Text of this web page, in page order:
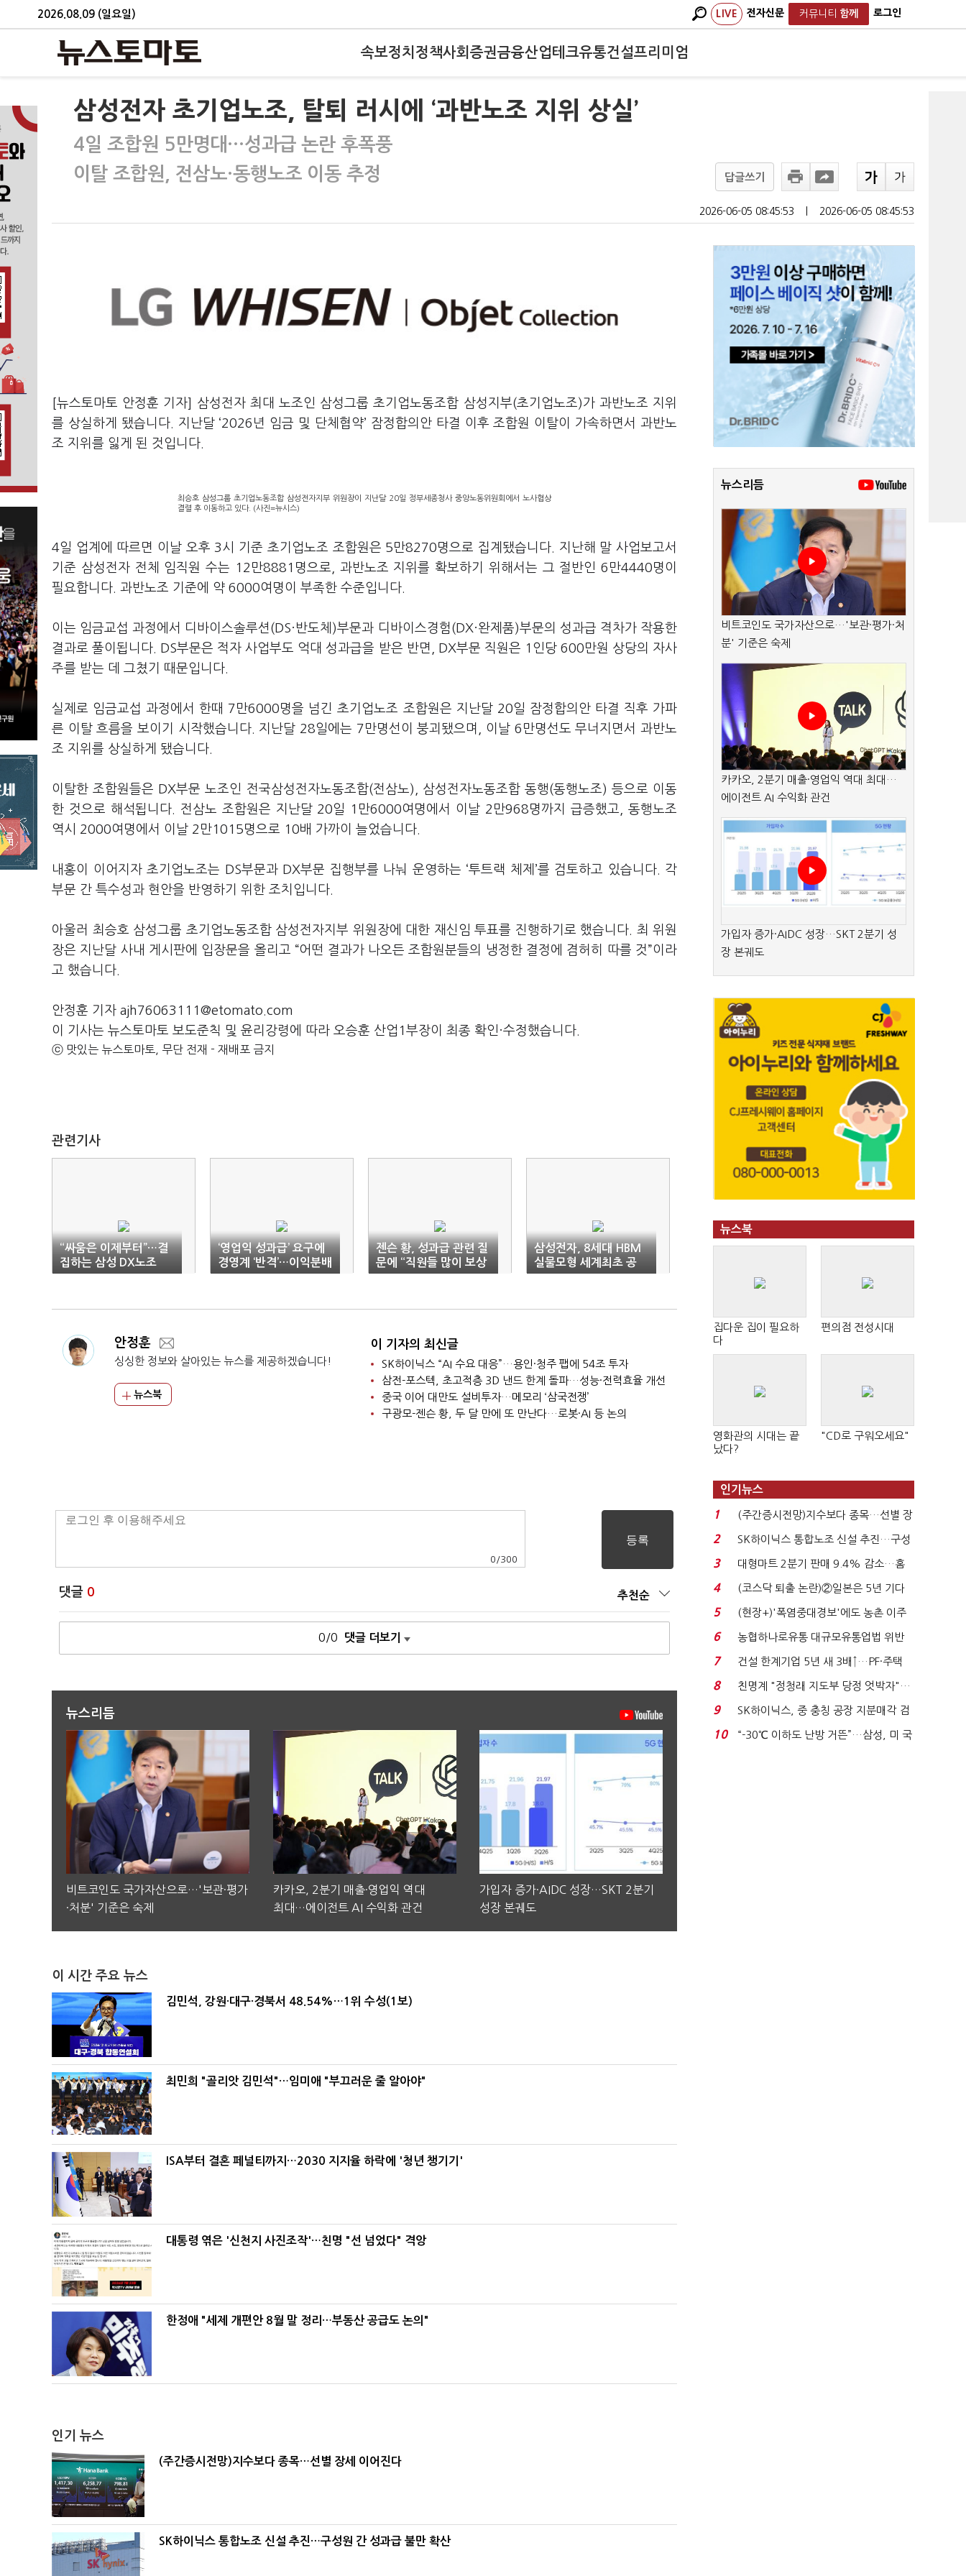
2026.08.09 (일요일) LIVE 전자신문 커뮤니티 함께 로그인
속보정치 정책사회 증권금융산업테크유통건설프리미엄
삼성전자 초기업노조, 탈퇴 러시에 ‘과반노조 지위 상실’
4일 조합원 5만명대…성과급 논란 후폭풍
이탈 조합원, 전삼노·동행노조 이동 추정
답글쓰기
2026-06-05 08:45:53 2026-06-05 08:45:53
[뉴스토마토 안정훈 기자] 삼성전자 최대 노조인 삼성그룹 초기업노동조합 삼성지부(초기업노조)가 과반노조 지위
를 상실하게 됐습니다. 지난달 ‘2026년 임금 및 단체협약’ 잠정합의안 타결 이후 조합원 이탈이 가속하면서 과반노
조 지위를 잃게 된 것입니다.
최승호 삼성그룹 초기업노동조합 삼성전자지부 위원장이 지난달 20일 정부세종청사 중앙노동위원회에서 노사협상
결렬 후 이동하고 있다. (사진=뉴시스)
4일 업계에 따르면 이날 오후 3시 기준 초기업노조 조합원은 5만8270명으로 집계됐습니다. 지난해 말 사업보고서
기준 삼성전자 전체 임직원 수는 12만8881명으로, 과반노조 지위를 확보하기 위해서는 그 절반인 6만4440명이
필요합니다. 과반노조 기준에 약 6000여명이 부족한 수준입니다.
이는 임금교섭 과정에서 디바이스솔루션(DS·반도체)부문과 디바이스경험(DX·완제품)부문의 성과급 격차가 작용한
결과로 풀이됩니다. DS부문은 적자 사업부도 억대 성과급을 받은 반면, DX부문 직원은 1인당 600만원 상당의 자사
주를 받는 데 그쳤기 때문입니다.
실제로 임금교섭 과정에서 한때 7만6000명을 넘긴 초기업노조 조합원은 지난달 20일 잠정합의안 타결 직후 가파
른 이탈 흐름을 보이기 시작했습니다. 지난달 28일에는 7만명선이 붕괴됐으며, 이날 6만명선도 무너지면서 과반노
조 지위를 상실하게 됐습니다.
이탈한 조합원들은 DX부문 노조인 전국삼성전자노동조합(전삼노), 삼성전자노동조합 동행(동행노조) 등으로 이동
한 것으로 해석됩니다. 전삼노 조합원은 지난달 20일 1만6000여명에서 이날 2만968명까지 급증했고, 동행노조
역시 2000여명에서 이날 2만1015명으로 10배 가까이 늘었습니다.
내홍이 이어지자 초기업노조는 DS부문과 DX부문 집행부를 나눠 운영하는 ‘투트랙 체제’를 검토하고 있습니다. 각
부문 간 특수성과 현안을 반영하기 위한 조치입니다.
아울러 최승호 삼성그룹 초기업노동조합 삼성전자지부 위원장에 대한 재신임 투표를 진행하기로 했습니다. 최 위원
장은 지난달 사내 게시판에 입장문을 올리고 “어떤 결과가 나오든 조합원분들의 냉정한 결정에 겸허히 따를 것”이라
고 했습니다.
안정훈 기자 ajh76063111@etomato.com
이 기사는 뉴스토마토 보도준칙 및 윤리강령에 따라 오승훈 산업1부장이 최종 확인·수정했습니다.
ⓒ 맛있는 뉴스토마토, 무단 전재 - 재배포 금지
관련기사
“싸움은 이제부터”…결
집하는 삼성 DX노조
‘영업익 성과급’ 요구에
경영계 ‘반격’…이익분배
논란 확산
젠슨 황, 성과급 관련 질
문에 “직원들 많이 보상
해야”
삼성전자, 8세대 HBM
실물모형 세계최초 공
개…7세대 이어 기술 선
안정훈
싱싱한 정보와 살아있는 뉴스를 제공하겠습니다!
뉴스북
이 기자의 최신글
SK하이닉스 “AI 수요 대응”…용인·청주 팹에 54조 투자
삼전-포스텍, 초고적층 3D 낸드 한계 돌파…성능·전력효율 개선
중국 이어 대만도 설비투자…메모리 ‘삼국전쟁’
구광모-젠슨 황, 두 달 만에 또 만난다…로봇·AI 등 논의
0 /300
댓글 0 추천순
0/0 댓글 더보기
뉴스리듬
비트코인도 국가자산으로…'보관·평가
·처분' 기준은 숙제
카카오, 2분기 매출·영업익 역대
최대…에이전트 AI 수익화 관건
가입자 증가·AIDC 성장…SKT 2분기
성장 본궤도
이 시간 주요 뉴스
김민석, 강원·대구·경북서 48.54%…1위 수성(1보)
최민희 "골리앗 김민석"…임미애 "부끄러운 줄 알아야"
ISA부터 결혼 페널티까지…2030 지지율 하락에 '청년 챙기기'
대통령 엮은 '신천지 사진조작'…친명 "선 넘었다" 격앙
한정애 "세제 개편안 8월 말 정리…부동산 공급도 논의"
인기 뉴스
(주간증시전망)지수보다 종목…선별 장세 이어진다
SK하이닉스 통합노조 신설 추진…구성원 간 성과급 불만 확산
뉴스리듬
비트코인도 국가자산으로…'보관·평가·처
분' 기준은 숙제
카카오, 2분기 매출·영업익 역대 최대…
에이전트 AI 수익화 관건
가입자 증가·AIDC 성장…SKT 2분기 성
장 본궤도
뉴스북
집다운 집이 필요하
다
편의점 전성시대
영화관의 시대는 끝
났다?
"CD로 구워오세요"
인기뉴스
1
(주간증시전망)지수보다 종목…선별 장
세 이어진다...
2
SK하이닉스 통합노조 신설 추진…구성
원 간 성과급 불...
3
대형마트 2분기 판매 9.4% 감소…홈
플러스 사태 여파...
4
(코스닥 퇴출 논란)②일본은 5년 기다
려주는데 우리는 ...
5
(현장+)'폭염중대경보'에도 농촌 이주
노동자는 강행군…'야...
6
농협하나로유통 대규모유통업법 위반
적발…공정위, 과...
7
건설 한계기업 5년 새 3배↑…PF·주택
침체에 재무 ...
8
친명계 "정청래 지도부 당정 엇박자"…
친청계 "신천지 오...
9
SK하이닉스, 중 충칭 공장 지분매각 검
토?…“확정된 바...
10
“-30℃ 이하도 난방 거뜬”…삼성, 미 국